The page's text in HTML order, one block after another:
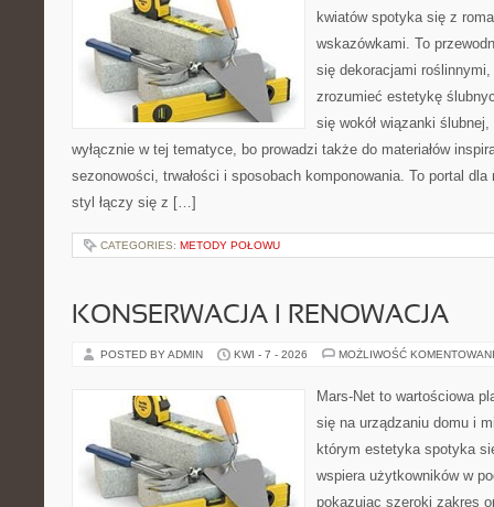
kwiatów spotyka się z
wskazówkami. To
się dekoracjami
zrozumieć estetykę
się wokół wiązanki
wyłącznie w tej tematyce, bo prowadzi także do materiałów
sezonowości, trwałości i sposobach komponowania. To portal
styl łączy się z […]
CATEGORIES: METODY POŁOWU
KONSERWACJA I RENOWACJA
POSTED BY ADMIN KWI - 7 - 2026 MOŻLIWOŚĆ
Mars-Net to wartościowa
się na urządzaniu domu i
którym estetyka spotyka
wspiera użytkowników w
pokazując szeroki zakres